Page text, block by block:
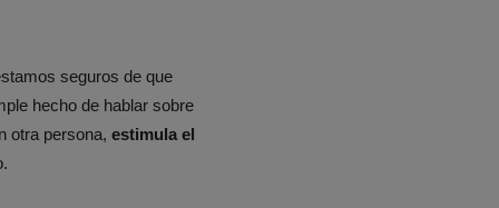
seguros de que
hecho de hablar sobre
otra persona, estimula el